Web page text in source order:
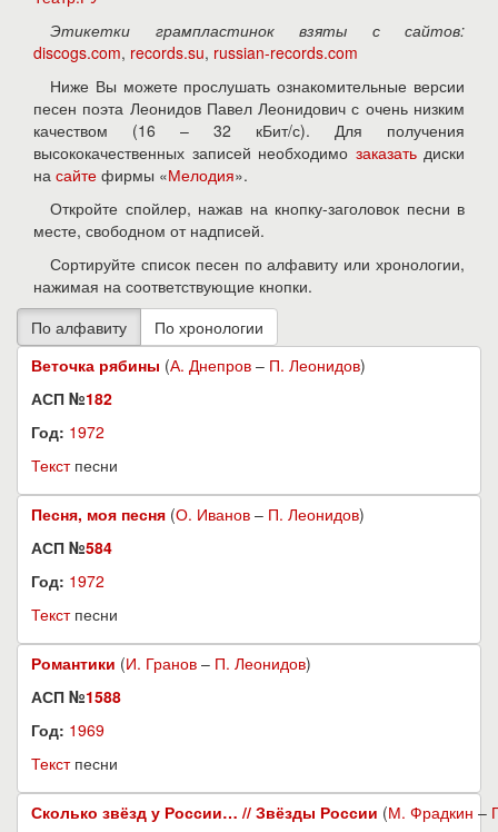
Этикетки грампластинок взяты с сайтов:
discogs.com, records.su, russian-records.com
Ниже Вы можете прослушать ознакомительные версии
песен поэта Леонидов Павел Леонидович с очень низким
качеством (16 – 32 кБит/с). Для получения
высококачественных записей необходимо заказатьдиски
на сайте фирмы «Мелодия».
Откройте спойлер, нажав на кнопку-заголовок песни в
месте, свободном от надписей.
Сортируйте список песен по алфавиту или хронологии,
нажимая на соответствующие кнопки.
Веточка рябины (А. Днепров – П. Леонидов)
АСП №182
Год: 1972
Текстпесни
Песня, моя песня (О. Иванов – П. Леонидов)
АСП №584
Год: 1972
Текстпесни
Романтики (И. Гранов – П. Леонидов)
АСП №1588
Год: 1969
Текстпесни
Сколько звёзд у России… // Звёзды России (М. Фрадкин –